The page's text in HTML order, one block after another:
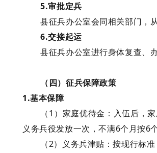
5.审批定兵
县征兵办公室会同相关部门，
6.交接起运
县征兵办公室进行身体复查、
（四）征兵保障政策
1.基本保障
（1）家庭优待金 ：入伍后，
义务兵役发放一次，不满6个月按6
（2） 义务兵津贴 ：按现行标